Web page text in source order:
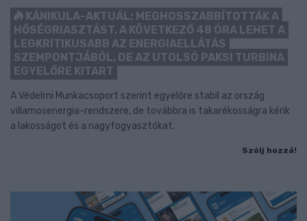
KÁNIKULA-AKTUÁL: MEGHOSSZABBÍTOTTÁK A
HŐSÉGRIASZTÁST, A KÖVETKEZŐ 48 ÓRA LEHET A
LEGKRITIKUSABB AZ ENERGIAELLÁTÁS
SZEMPONTJÁBÓL, DE AZ UTOLSÓ PAKSI TURBINA
EGYELŐRE KITART
A Védelmi Munkacsoport szerint egyelőre stabil az ország
villamosenergia-rendszere, de továbbra is takarékosságra kérik
a lakosságot és a nagyfogyasztókat.
Szólj hozzá!